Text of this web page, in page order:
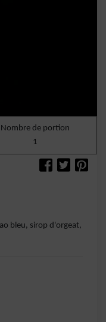
Nombre de portion
1
bleu, sirop d'orgeat,